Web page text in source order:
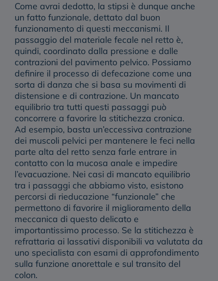
Come avrai dedotto, la stipsi è dunque anche
un fatto funzionale, dettato dal buon
funzionamento di questi meccanismi. Il
passaggio del materiale fecale nel retto è,
quindi, coordinato dalla pressione e dalle
contrazioni del pavimento pelvico. Possiamo
definire il processo di defecazione come una
sorta di danza che si basa su movimenti di
distensione e di contrazione. Un mancato
equilibrio tra tutti questi passaggi può
concorrere a favorire la stitichezza cronica.
Ad esempio, basta un’eccessiva contrazione
dei muscoli pelvici per mantenere le feci nella
parte alta del retto senza farle entrare in
contatto con la mucosa anale e impedire
l’evacuazione. Nei casi di mancato equilibrio
tra i passaggi che abbiamo visto, esistono
percorsi di rieducazione “funzionale” che
permettono di favorire il miglioramento della
meccanica di questo delicato e
importantissimo processo. Se la stitichezza è
refrattaria ai lassativi disponibili va valutata da
uno specialista con esami di approfondimento
sulla funzione anorettale e sul transito del
colon.